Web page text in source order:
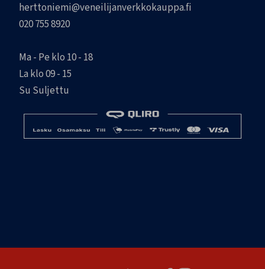
herttoniemi@veneilijanverkkokauppa.fi
020 755 8920
Ma - Pe klo 10 - 18
La klo 09 - 15
Su Suljettu